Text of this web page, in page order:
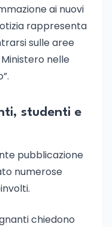
ai nuovi
rappresenta
sulle aree
nelle
studenti e
pubblicazione
numerose
chiedono